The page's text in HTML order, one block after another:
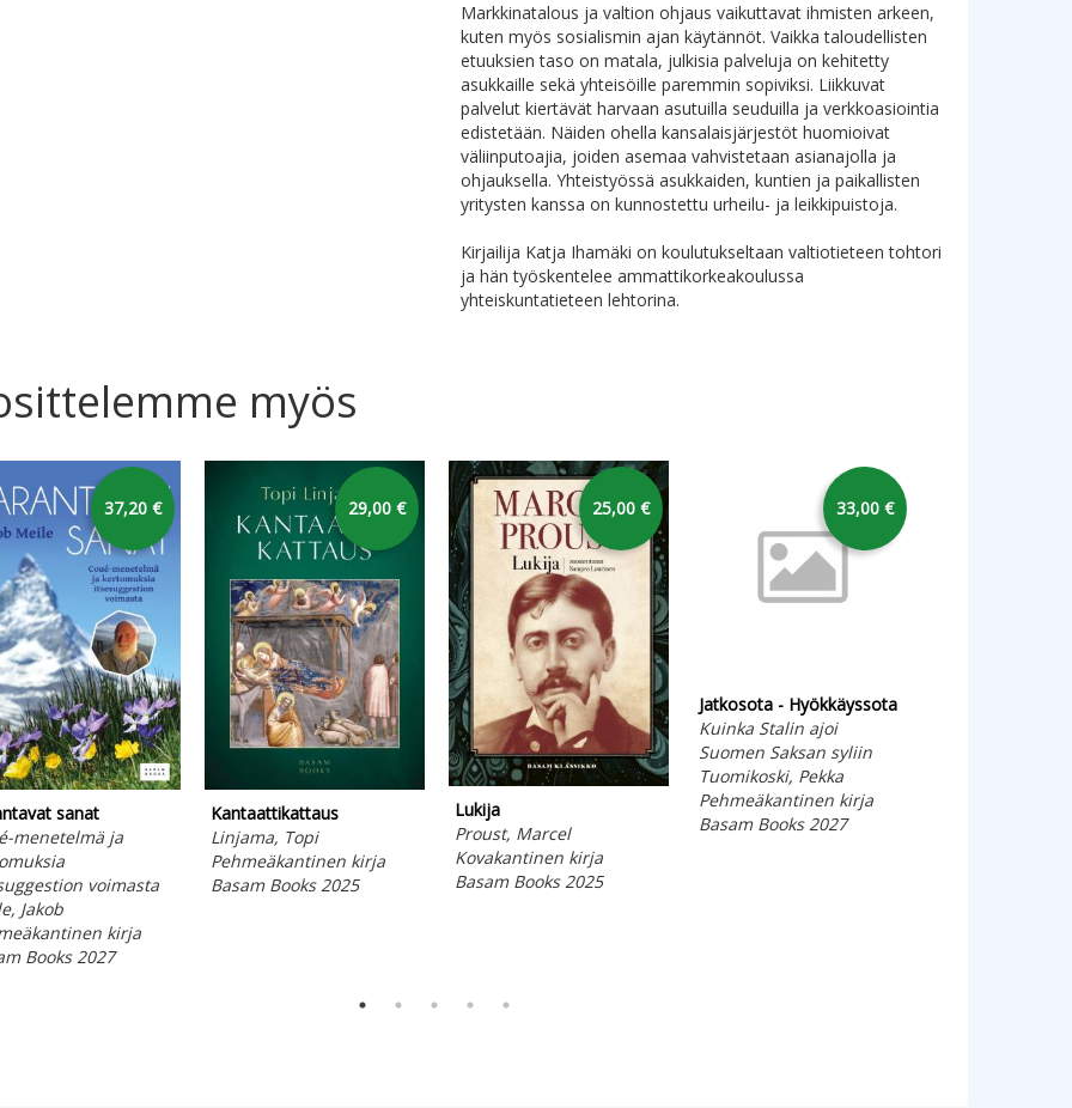
Markkinatalous ja valtion ohjaus vaikuttavat ihmisten arkeen,
kuten myös sosialismin ajan käytännöt. Vaikka taloudellisten
etuuksien taso on matala, julkisia palveluja on kehitetty
asukkaille sekä yhteisöille paremmin sopiviksi. Liikkuvat
palvelut kiertävät harvaan asutuilla seuduilla ja verkkoasiointia
edistetään. Näiden ohella kansalaisjärjestöt huomioivat
väliinputoajia, joiden asemaa vahvistetaan asianajolla ja
ohjauksella. Yhteistyössä asukkaiden, kuntien ja paikallisten
yritysten kanssa on kunnostettu urheilu- ja leikkipuistoja.
Kirjailija Katja Ihamäki on koulutukseltaan valtiotieteen tohtori
ja hän työskentelee ammattikorkeakoulussa
yhteiskuntatieteen lehtorina.
myös
37,20 €
sanat
menetelmä ja
voimasta
Jakob
kirja
Books 2027
29,00 €
Kantaattikattaus
Linjama, Topi
Pehmeäkantinen kirja
Basam Books 2025
25,00 €
Lukija
Proust, Marcel
Kovakantinen kirja
Basam Books 2025
33,00 €
Jatkosota - Hyökkäyssota
Kuinka Stalin ajoi
Suomen Saksan syliin
Tuomikoski, Pekka
Pehmeäkantinen kirja
Basam Books 2027